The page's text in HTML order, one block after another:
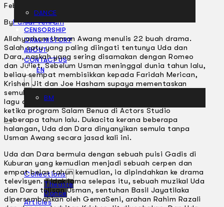
DANCE
CENSORSHIP
ORAL HISTORY
ABOUT
CONTACT US
EN
BM
Collections
Theatre
Dance
Articles
February 19, 2002
ByFaisal Tehrani
Allahyarham Usman Awang menulis 22 buah drama.
Salah satu yang paling diingati tentunya Uda dan
Dara, naskah yang sering disamakan dengan Romeo
dan Juliet. Sebelum Usman meninggal dunia tahun lalu,
beliau sempat membisikkan kepada Faridah Merican,
Krishen Jit dan Joe Hasham supaya mementaskan
semula Uda Dan Dara, Usman terhimbau apabila lagu-
lagu dalam muzikal Uda dan Dara dinyanyikan semula
ketika program Salam Benua di Actors Studio
beberapa tahun lalu. Dukacita kerana beberapa
halangan, Uda dan Dara dinyanyikan semula tanpa
Usman Awang secara jasad kali ini.
Uda dan Dara bermula dengan sebuah puisi Gadis di
Kuburan yang kemudian menjadi sebuah cerpen dan
empat belas tahun kemudian, ia dipindahkan ke drama
televisyen. Tidak lama selepas itu, sebuah muzikal Uda
dan Dara tulisan Usman, sentuhan Basil Jayatilaka
dipersembahkan oleh GemaSeni, arahan Rahim Razali